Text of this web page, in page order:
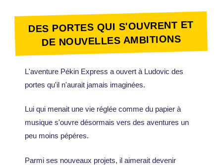
DES PORTES QUI S'OUVRENT ET
DE NOUVELLES AMBITIONS
L'aventure Pékin Express a ouvert à Ludovic des
portes qu'il n'aurait jamais imaginées.
Lui qui menait une vie réglée comme du papier à
musique s'ouvre désormais vers des aventures un
peu moins pépéres.
Parmi ses nouveaux projets, il aimerait devenir